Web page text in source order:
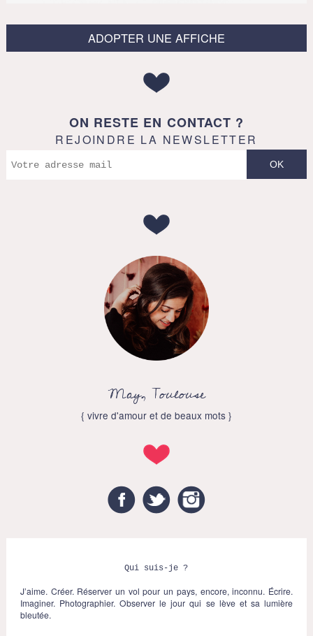
ADOPTER UNE AFFICHE
ON RESTE EN CONTACT ?
REJOINDRE LA NEWSLETTER
May, Toulouse
{ vivre d'amour et de beaux mots }
FacebookTwitter
Qui suis-je ?
J’aime. Créer. Réserver un vol pour un pays, encore, inconnu. Écrire.
Imaginer. Photographier. Observer le jour qui se lève et sa lumière
bleutée.